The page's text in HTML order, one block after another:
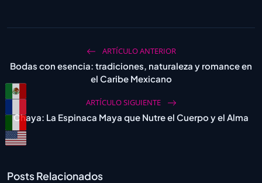
ARTÍCULO ANTERIOR
Bodas con esencia: tradiciones, naturaleza y romance en
el Caribe Mexicano
ARTÍCULO SIGUIENTE
Chaya: La Espinaca Maya que Nutre el Cuerpo y el Alma
Posts Relacionados